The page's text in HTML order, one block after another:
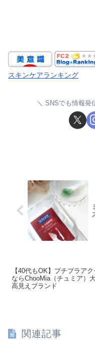
スキンケアランキング
SNSでも情報発
【40代もOK】プチプラア
ならChooMia（チュミア）
高見えブランド
関連記事